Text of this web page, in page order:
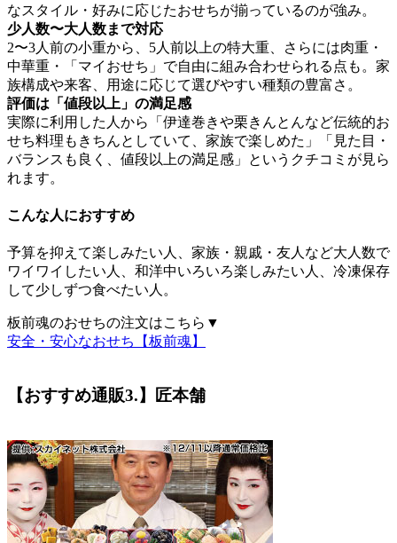
なスタイル・好みに応じたおせちが揃っているのが強み。
少人数〜大人数まで対応
2〜3人前の小重から、5人前以上の特大重、さらには肉重・
中華重・「マイおせち」で自由に組み合わせられる点も。家
族構成や来客、用途に応じて選びやすい種類の豊富さ。
評価は「値段以上」の満足感
実際に利用した人から「伊達巻きや栗きんとんなど伝統的お
せち料理もきちんとしていて、家族で楽しめた」「見た目・
バランスも良く、値段以上の満足感」というクチコミが見ら
れます。
こんな人におすすめ
予算を抑えて楽しみたい人、家族・親戚・友人など大人数で
ワイワイしたい人、和洋中いろいろ楽しみたい人、冷凍保存
して少しずつ食べたい人。
板前魂のおせちの注文はこちら▼
安全・安心なおせち【板前魂】
【おすすめ通販3.】匠本舗